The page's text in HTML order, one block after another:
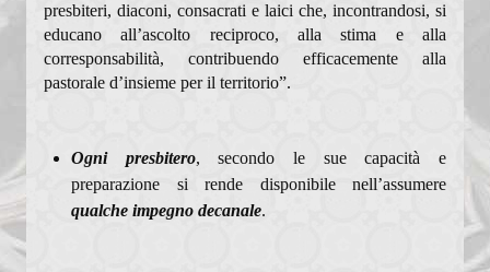
presbiteri, diaconi, consacrati e laici che, incontrandosi, si
educano all’ascolto reciproco, alla stima e alla
corresponsabilità, contribuendo efficacemente alla
pastorale d’insieme per il territorio”.
Ogni presbitero, secondo le sue capacità e
preparazione si rende disponibile nell’assumere
qualche impegno decanale.